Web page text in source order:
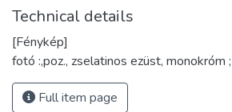
Technical details
[Fénykép]
fotó :,poz., zselatinos ezüst, monokróm ;
Full item page